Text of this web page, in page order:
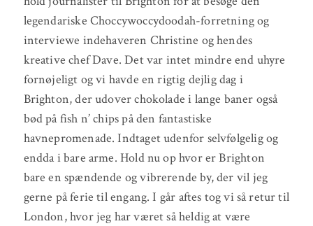
legendariske Choccywoccydoodah-forretning og
interviewe indehaveren Christine og hendes
kreative chef Dave. Det var intet mindre end uhyre
fornøjeligt og vi havde en rigtig dejlig dag i
Brighton, der udover chokolade i lange baner også
bød på fish n’ chips på den fantastiske
havnepromenade. Indtaget udenfor selvfølgelig og
endda i bare arme. Hold nu op hvor er Brighton
bare en spændende og vibrerende by, der vil jeg
gerne på ferie til engang. I går aftes tog vi så retur til
London, hvor jeg har været så heldig at være